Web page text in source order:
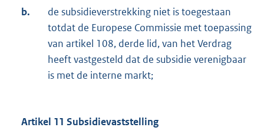
b.
de subsidieverstrekking niet is toegestaan
totdat de Europese Commissie met toepassing
van artikel 108, derde lid, van het Verdrag
heeft vastgesteld dat de subsidie verenigbaar
is met de interne markt;
Artikel 11 Subsidievaststelling